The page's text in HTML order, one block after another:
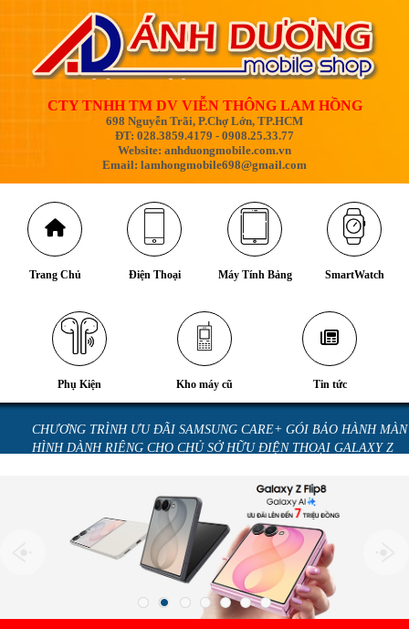
CTY TNHH TM DV VIỄN THÔNG LAM HỒNG
698 Nguyễn Trãi, P.Chợ Lớn, TP.HCM
ĐT: 028.3859.4179 - 0908.25.33.77
Website: anhduongmobile.com.vn
Email: lamhongmobile698@gmail.com
Trang Chủ Điện Thoại Máy Tính Bảng SmartWatch
Phụ Kiện Kho máy cũ Tin tức
CHƯƠNG TRÌNH ƯU ĐÃI SAMSUNG CARE+ GÓI BẢO HÀNH MÀN
HÌNH DÀNH RIÊNG CHO CHỦ SỞ HỮU ĐIỆN THOẠI GALAXY Z